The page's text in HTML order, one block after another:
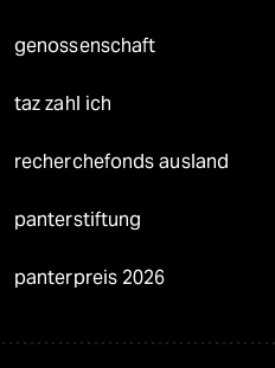
genossenschaft
taz zahl ich
recherchefonds ausland
panterstiftung
panterpreis 2026